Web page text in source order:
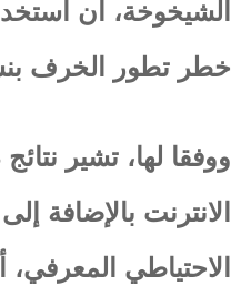
الشيخوخة، أن
خطر تطور الخرف بنسبة 50
ووفقا لها، تشير
الانترنت بالإضافة
الاحتياطي